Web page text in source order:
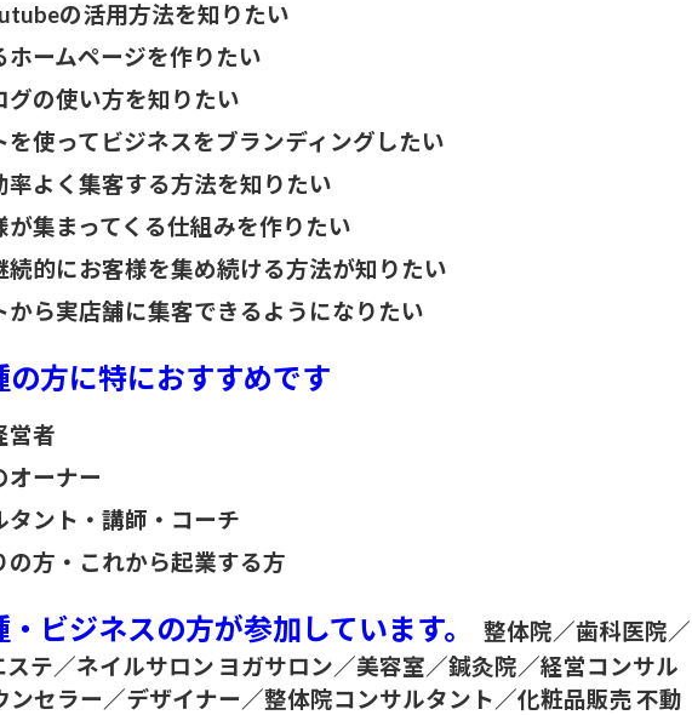
の活用方法を知りたい
ホームページを作りたい
グの使い方を知りたい
を使ってビジネスをブランディングしたい
率よく集客する方法を知りたい
が集まってくる仕組みを作りたい
続的にお客様を集め続ける方法が知りたい
から実店舗に集客できるようになりたい
方に特におすすめです
営者
オーナー
タント・講師・コーチ
の方・これから起業する方
ビジネスの方が参加しています。
整体院／歯科医院／
テ／ネイルサロン ヨガサロン／美容室／鍼灸院／経営コンサル
ンセラー／デザイナー／整体院コンサルタント／化粧品販売不動